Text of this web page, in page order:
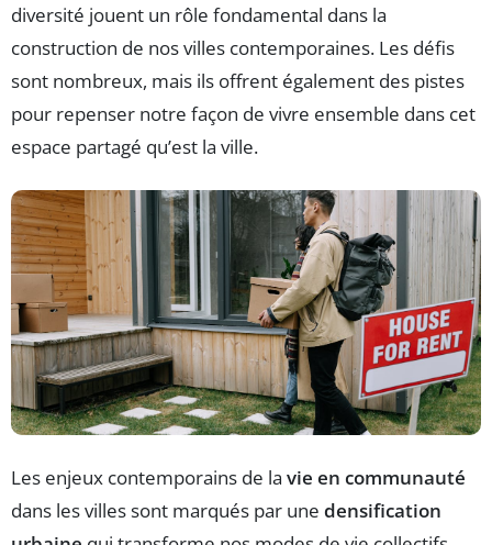
diversité jouent un rôle fondamental dans la
construction de nos villes contemporaines. Les défis
sont nombreux, mais ils offrent également des pistes
pour repenser notre façon de vivre ensemble dans cet
espace partagé qu’est la ville.
Les enjeux contemporains de la vie en communauté
dans les villes sont marqués par une densification